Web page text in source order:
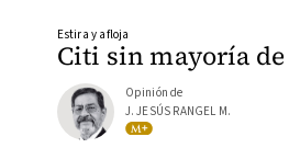
Citi sin mayoría
Estira y afloja
Opinión de
J. JESÚS RANGEL M.